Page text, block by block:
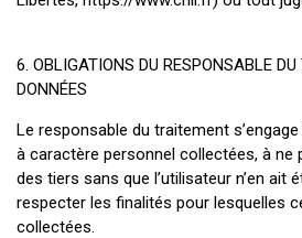
6. OBLIGATIONS DU RESPONSABLE
DONNÉES
Le responsable du traitement
à caractère personnel collectées, à ne
des tiers sans que l’utilisateur n’en ait
respecter les finalités pour lesquelles
collectées.